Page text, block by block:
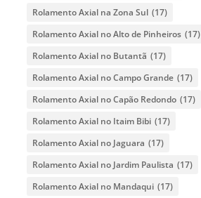
Rolamento Axial na Zona Sul (17)
Rolamento Axial no Alto de Pinheiros (17)
Rolamento Axial no Butantã (17)
Rolamento Axial no Campo Grande (17)
Rolamento Axial no Capão Redondo (17)
Rolamento Axial no Itaim Bibi (17)
Rolamento Axial no Jaguara (17)
Rolamento Axial no Jardim Paulista (17)
Rolamento Axial no Mandaqui (17)